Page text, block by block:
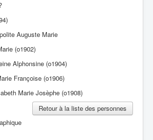
Auguste Marie
(o1902)
Alphonsine (o1904)
Françoise (o1906)
Marie Josèphe (o1908)
Retour à la liste des personnes